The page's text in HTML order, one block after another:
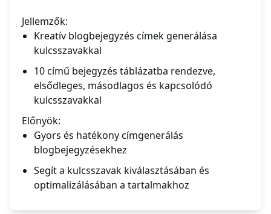
Jellemzők:
Kreatív blogbejegyzés címek generálása
kulcsszavakkal
10 című bejegyzés táblázatba rendezve,
elsődleges, másodlagos és kapcsolódó
kulcsszavakkal
Előnyök:
Gyors és hatékony címgenerálás
blogbejegyzésekhez
Segít a kulcsszavak kiválasztásában és
optimalizálásában a tartalmakhoz